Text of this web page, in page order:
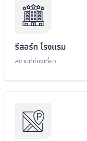
รีสอร์ท โรงแรม
สถานที่ท่องเที่ยว